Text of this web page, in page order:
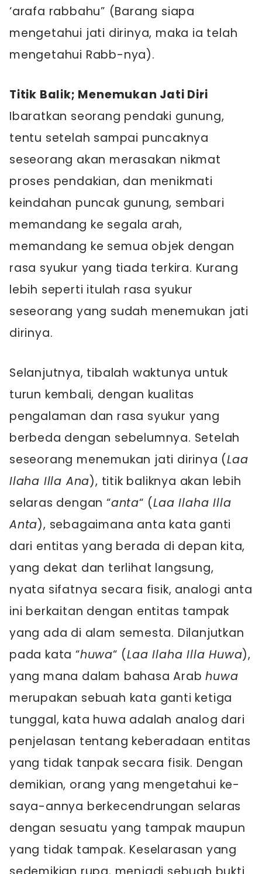
‘arafa rabbahu” (Barang siapa
mengetahui jati dirinya, maka ia telah
mengetahui Rabb-nya).
Titik Balik; Menemukan Jati Diri
Ibaratkan seorang pendaki gunung,
tentu setelah sampai puncaknya
seseorang akan merasakan nikmat
proses pendakian, dan menikmati
keindahan puncak gunung, sembari
memandang ke segala arah,
memandang ke semua objek dengan
rasa syukur yang tiada terkira. Kurang
lebih seperti itulah rasa syukur
seseorang yang sudah menemukan jati
dirinya.
Selanjutnya, tibalah waktunya untuk
turun kembali, dengan kualitas
pengalaman dan rasa syukur yang
berbeda dengan sebelumnya. Setelah
seseorang menemukan jati dirinya (Laa
Ilaha Illa Ana), titik baliknya akan lebih
selaras dengan “anta“ (Laa Ilaha Illa
Anta), sebagaimana anta kata ganti
dari entitas yang berada di depan kita,
yang dekat dan terlihat langsung,
nyata sifatnya secara fisik, analogi anta
ini berkaitan dengan entitas tampak
yang ada di alam semesta. Dilanjutkan
pada kata “huwa“ (Laa Ilaha Illa Huwa),
yang mana dalam bahasa Arabhuwa
merupakan sebuah kata ganti ketiga
tunggal, kata huwa adalah analog dari
penjelasan tentang keberadaan entitas
yang tidak tanpak secara fisik. Dengan
demikian, orang yang mengetahui ke-
saya-annya berkecendrungan selaras
dengan sesuatu yang tampak maupun
yang tidak tampak. Keselarasan yang